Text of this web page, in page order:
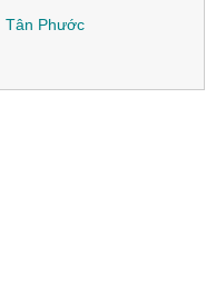
Tân Phước